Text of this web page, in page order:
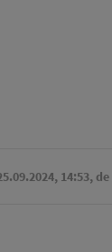
14:53, de